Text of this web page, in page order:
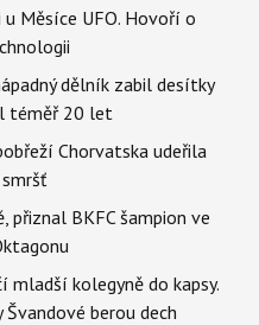
Měsíce UFO. Hovoří o
dělník zabil desítky
téměř 20 let
Chorvatska udeřila
přiznal BKFC šampion ve
mladší kolegyně do kapsy.
berou dech